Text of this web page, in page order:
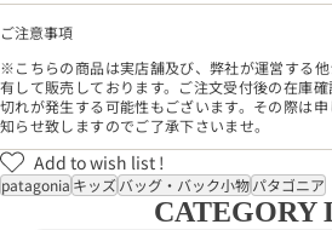
ご注意事項
※こちらの商品は実店舗及び、弊社が運営する
有して販売しております。ご注文受付後の在庫
切れが発生する可能性もございます。その際は
知らせ致しますのでご了承下さいませ。
Add to wish list !
patagonia キッズバッグ・バック小物パタゴニア
CATEGORY